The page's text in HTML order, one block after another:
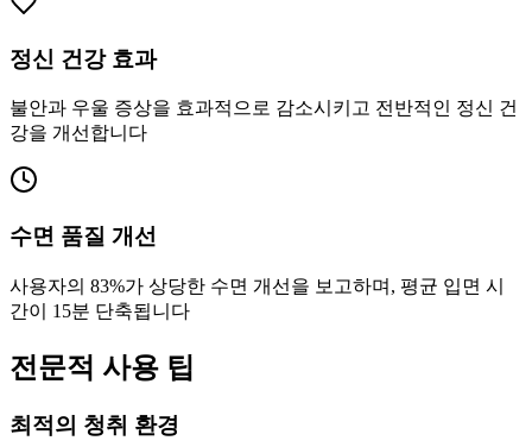
정신 건강 효과
불안과 우울 증상을 효과적으로 감소시키고 전반적인 정신 건
강을 개선합니다
수면 품질 개선
사용자의 83%가 상당한 수면 개선을 보고하며, 평균 입면 시
간이 15분 단축됩니다
전문적 사용 팁
최적의 청취 환경